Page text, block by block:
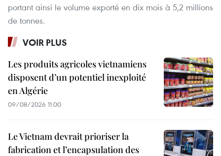
portant ainsi le volume exporté en dix mois à 5,2 millions
de tonnes.
VOIR PLUS
Les produits agricoles vietnamiens
disposent d’un potentiel inexploité
en Algérie
09/08/2026 11:00
Le Vietnam devrait prioriser la
fabrication et l’encapsulation des